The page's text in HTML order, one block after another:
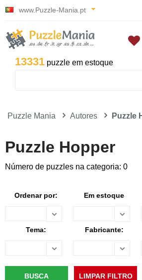
www.Puzzle-Mania.pt
13331 puzzle em estoque
Puzzle Mania Autores Puzzle
Puzzle Hopper
Número de puzzles na categoria: 0
Ordenar por: Em estoque
Tema: Fabricante: